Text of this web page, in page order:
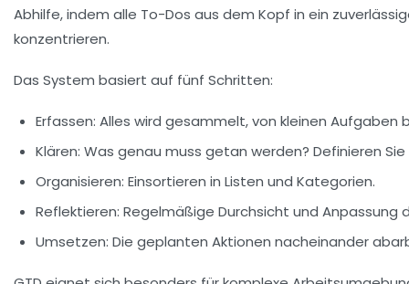
Abhilfe, indem alle To-Dos aus dem Kopf in ein
konzentrieren.
Das System basiert auf fünf Schritten:
Erfassen: Alles wird gesammelt, von kleinen Aufgaben
Klären: Was genau muss getan werden? Definieren
Organisieren: Einsortieren in Listen und Kategorien.
Reflektieren: Regelmäßige Durchsicht und Anpassung
Umsetzen: Die geplanten Aktionen nacheinander